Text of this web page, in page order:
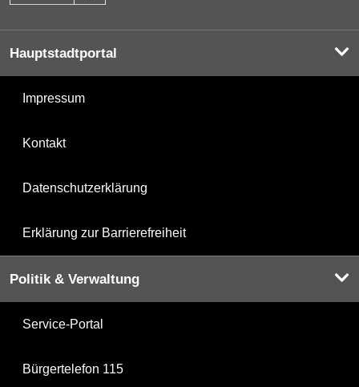
Hauptstadtportal
Impressum
Kontakt
Datenschutzerklärung
Erklärung zur Barrierefreiheit
Politik & Verwaltung
Service-Portal
Bürgertelefon 115